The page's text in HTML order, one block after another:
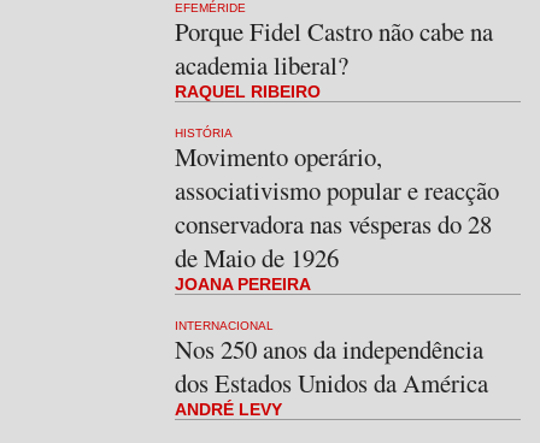
EFEMÉRIDE
Porque Fidel Castro não cabe na
academia liberal?
RAQUEL RIBEIRO
HISTÓRIA
Movimento operário,
associativismo popular e reacção
conservadora nas vésperas do 28
de Maio de 1926
JOANA PEREIRA
INTERNACIONAL
Nos 250 anos da independência
dos Estados Unidos da América
ANDRÉ LEVY